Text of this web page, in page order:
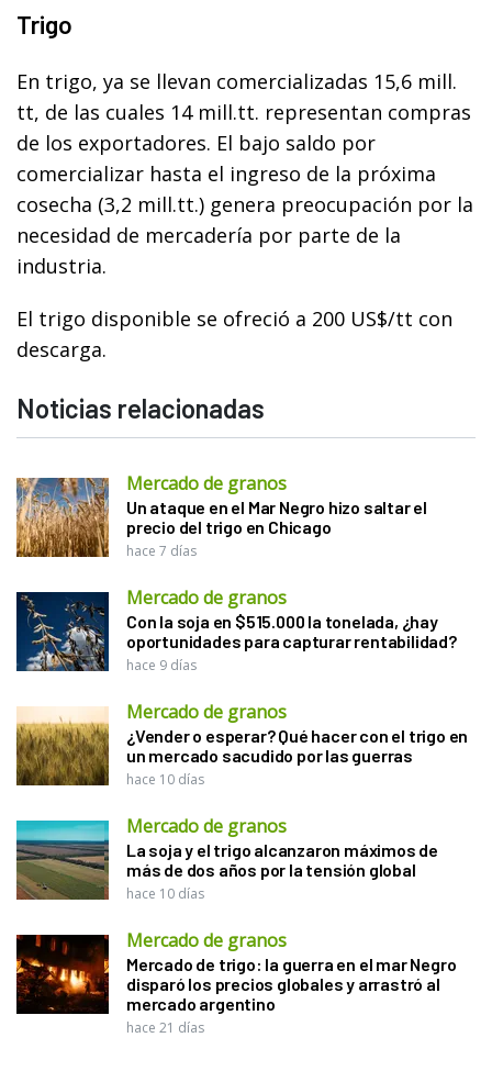
Trigo
En trigo, ya se llevan comercializadas 15,6 mill.
tt, de las cuales 14 mill.tt. representan compras
de los exportadores. El bajo saldo por
comercializar hasta el ingreso de la próxima
cosecha (3,2 mill.tt.) genera preocupación por la
necesidad de mercadería por parte de la
industria.
El trigo disponible se ofreció a 200 US$/tt con
descarga.
Noticias relacionadas
Mercado de granos
Un ataque en el Mar Negro hizo saltar el
precio del trigo en Chicago
hace 7 días
Mercado de granos
Con la soja en $515.000 la tonelada, ¿hay
oportunidades para capturar rentabilidad?
hace 9 días
Mercado de granos
¿Vender o esperar? Qué hacer con el trigo en
un mercado sacudido por las guerras
hace 10 días
Mercado de granos
La soja y el trigo alcanzaron máximos de
más de dos años por la tensión global
hace 10 días
Mercado de granos
Mercado de trigo: la guerra en el mar Negro
disparó los precios globales y arrastró al
mercado argentino
hace 21 días